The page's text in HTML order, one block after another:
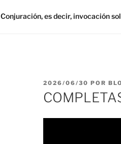
Conjuración, es decir, invocación
PUBLICADO
EL
2026/06/30 POR